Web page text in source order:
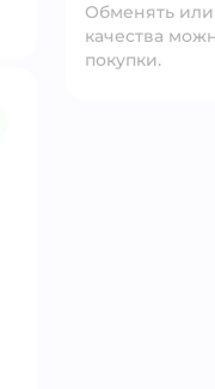
Обменять
качества
покупки.